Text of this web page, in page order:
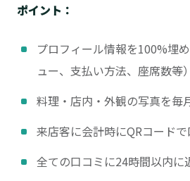
ポイント：
プロフィール情報を100%埋
ュー、支払い方法、座席数等）
料理・店内・外観の写真を毎
来店客に会計時にQRコード
全ての口コミに24時間以内に